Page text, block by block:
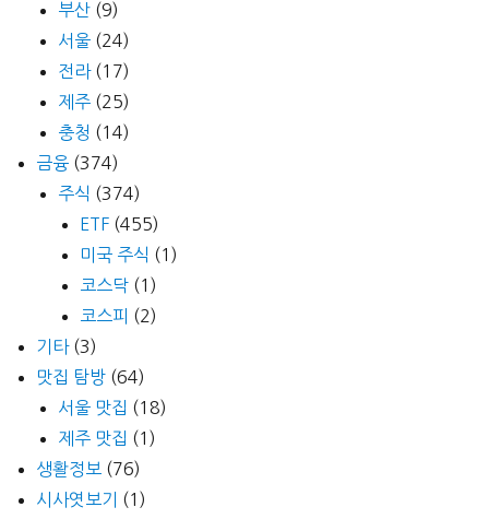
부산 (9)
서울 (24)
전라(17)
제주 (25)
충청 (14)
금융 (374)
주식 (374)
ETF (455)
미국 주식 (1)
코스닥 (1)
코스피 (2)
기타(3)
맛집 탐방 (64)
서울 맛집 (18)
제주 맛집 (1)
생활정보 (76)
시사엿보기
(1)